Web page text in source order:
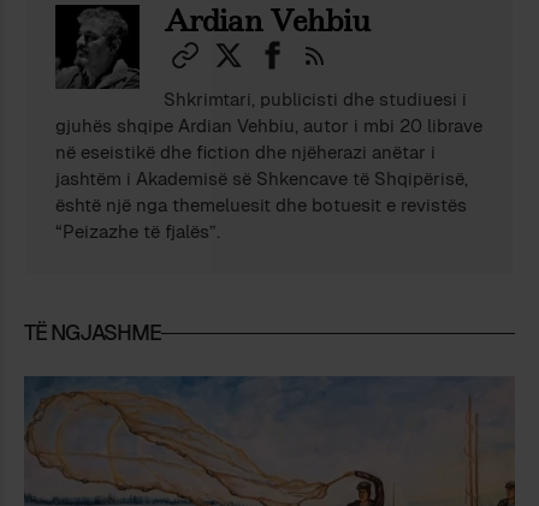
Ardian Vehbiu
Shkrimtari, publicisti dhe studiuesi i
gjuhës shqipe Ardian Vehbiu, autor i mbi 20 librave
në eseistikë dhe fiction dhe njëherazi anëtar i
jashtëm i Akademisë së Shkencave të Shqipërisë,
është një nga themeluesit dhe botuesit e revistës
“Peizazhe të fjalës”.
TË NGJASHME